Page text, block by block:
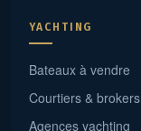
YACHTING
Bateaux à vendre
Courtiers & brokers
Agences yachting